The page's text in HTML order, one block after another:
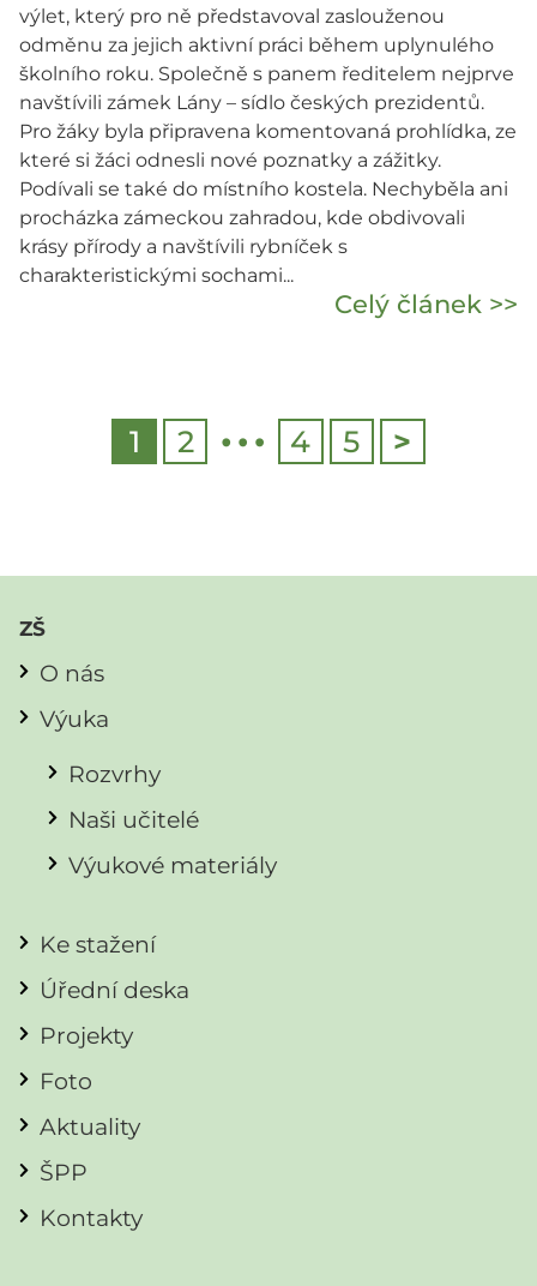
výlet, který pro ně představoval zaslouženou
odměnu za jejich aktivní práci během uplynulého
školního roku. Společně s panem ředitelem nejprve
navštívili zámek Lány – sídlo českých prezidentů.
Pro žáky byla připravena komentovaná prohlídka, ze
které si žáci odnesli nové poznatky a zážitky.
Podívali se také do místního kostela. Nechyběla ani
procházka zámeckou zahradou, kde obdivovali
krásy přírody a navštívili rybníček s
charakteristickými sochami...
Celý článek >>
1 2 … 4 5 >
ZŠ
O nás
Výuka
Rozvrhy
Naši učitelé
Výukové materiály
Ke stažení
Úřední deska
Projekty
Foto
Aktuality
ŠPP
Kontakty